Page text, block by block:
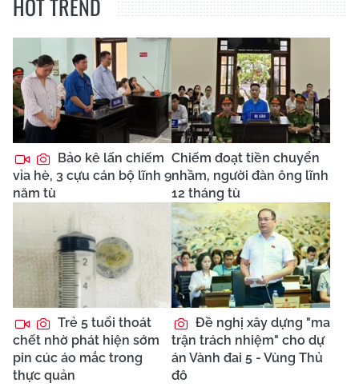
HOT TREND
Bảo kê lấn chiếm
vỉa hè, 3 cựu cán bộ lĩnh 9
năm tù
Chiếm đoạt tiền chuyển
nhầm, người đàn ông lĩnh
12 tháng tù
Trẻ 5 tuổi thoát
chết nhờ phát hiện sớm
pin cúc áo mắc trong
thực quản
Đề nghị xây dựng "ma
trận trách nhiệm" cho dự
án Vành đai 5 - Vùng Thủ
đô